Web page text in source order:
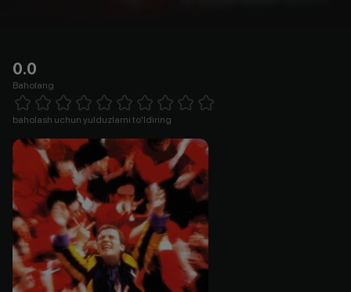
0.0
Baholang
1 Star 2 Stars 3 Stars 4 Stars5 Stars 6 Stars7 Stars8 Stars
baholash uchun yulduzlarni to'ldiring